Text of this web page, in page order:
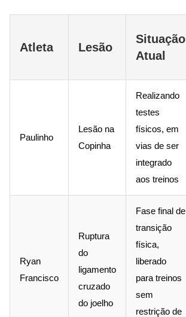
Atleta Lesão
Situação
Atual
Paulinho
Lesão na
Copinha
Realizando
testes
físicos, em
vias de ser
integrado
aos treinos
Ryan
Francisco
Ruptura
do
ligamento
cruzado
do joelho
Fase final de
transição
física,
liberado
para treinos
sem
restrição de